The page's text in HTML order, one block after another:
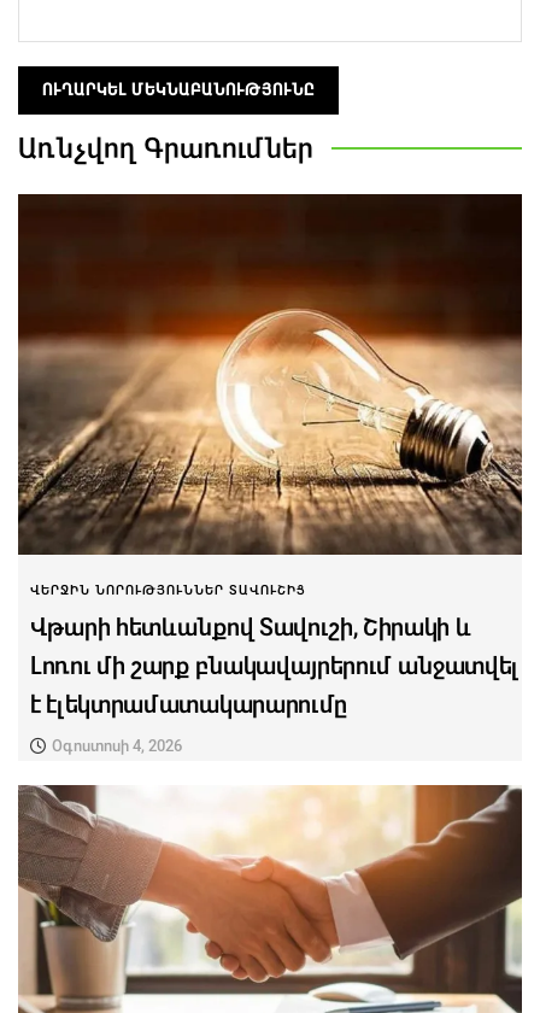
Առնչվող Գրառումներ
ՎԵՐՋԻՆ ՆՈՐՈՒԹՅՈՒՆՆԵՐ ՏԱՎՈՒՇԻՑ
Վթարի հետևանքով Տավուշի, Շիրակի և
Լոռու մի շարք բնակավայրերում անջատվել
է էլեկտրամատակարարումը
Օգոստոսի 4, 2026